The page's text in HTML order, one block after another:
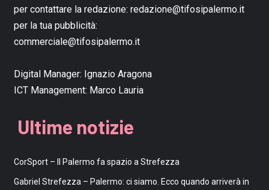
per contattare la redazione: redazione@tifosipalermo.it
per la tua pubblicità:
commerciale@tifosipalermo.it
Digital Manager: Ignazio Aragona
ICT Management: Marco Lauria
Ultime notizie
CorSport – Il Palermo fa spazio a Strefezza
Gabriel Strefezza – Palermo: ci siamo. Ecco quando arriverà in